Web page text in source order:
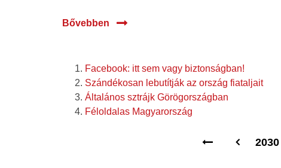
Bővebben
Facebook: itt sem vagy biztonságban!
Szándékosan lebutítják az ország fiataljait
Általános sztrájk Görögországban
Féloldalas Magyarország
2030